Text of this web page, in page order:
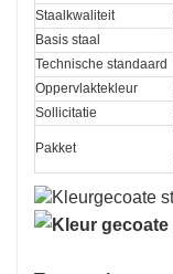
Staalkwaliteit
Basis staal
Technische standaard
Oppervlaktekleur
Sollicitatie
Pakket